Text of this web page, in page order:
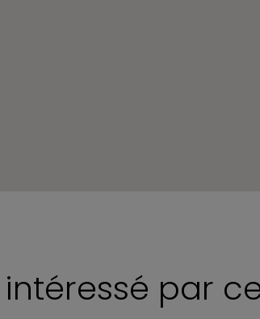
par